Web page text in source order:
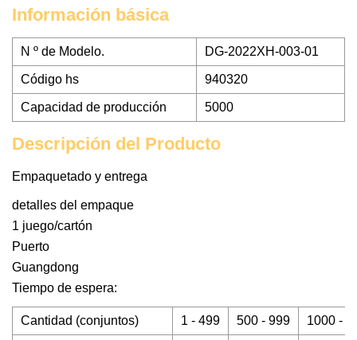
Información básica
N º de Modelo. DG-2022XH-003-01
Código hs 940320
Capacidad de producción 5000
Descripción del Producto
Empaquetado y entrega
detalles del empaque
1 juego/cartón
Puerto
Guangdong
Tiempo de espera:
Cantidad (conjuntos) 1 - 499 500 - 999 1000 -